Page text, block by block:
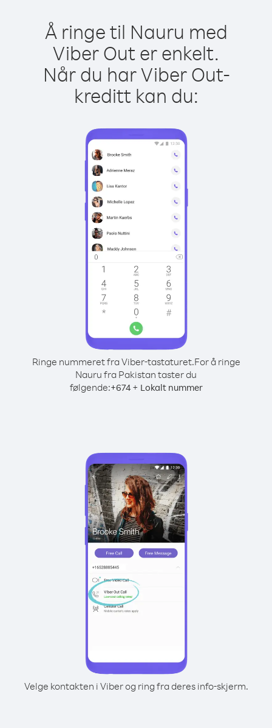
Å ringe til Nauru med
Viber Out er enkelt.
Når du har Viber Out-
kreditt kan du:
Ringe nummeret fra Viber-tastaturet.For å ringe
Nauru fra Pakistan taster du
følgende:+674+ Lokalt nummer
Velge kontakten i Viber og ring fra deres info-skjerm.